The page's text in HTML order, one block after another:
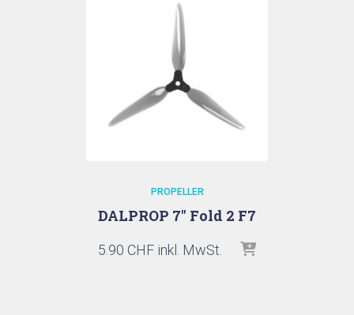
PROPELLER
DALPROP 7″ Fold 2 F7
5.90 CHF inkl. MwSt.